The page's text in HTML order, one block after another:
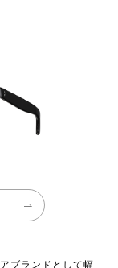
ブランドとして幅